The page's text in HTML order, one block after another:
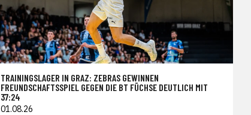
TRAININGSLAGER IN GRAZ: ZEBRAS GEWINNEN
FREUNDSCHAFTSSPIEL GEGEN DIE BT FÜCHSE DEUTLICH MIT
37:24
01.08.26